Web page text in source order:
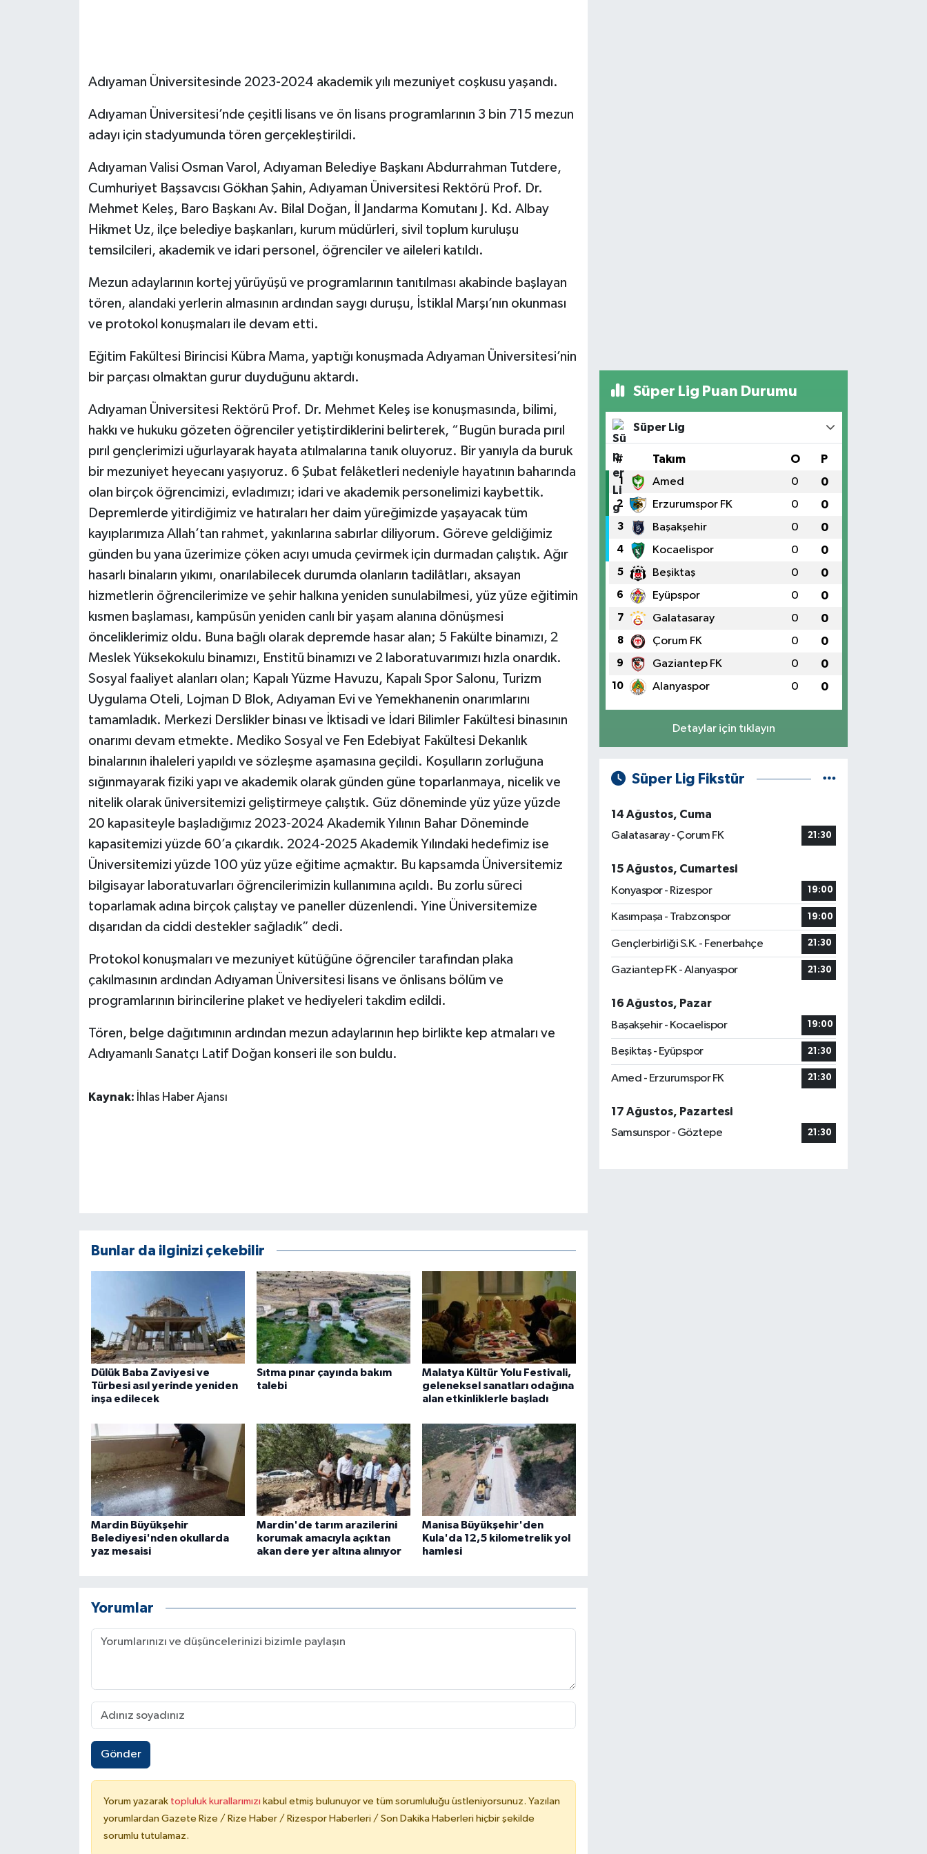
Adıyaman Üniversitesinde 2023-2024 akademik yılı mezuniyet coşkusu yaşandı.
Adıyaman Üniversitesi’nde çeşitli lisans ve ön lisans programlarının 3 bin 715 mezun
adayı için stadyumunda tören gerçekleştirildi.
Adıyaman Valisi Osman Varol, Adıyaman Belediye Başkanı Abdurrahman Tutdere,
Cumhuriyet Başsavcısı Gökhan Şahin, Adıyaman Üniversitesi Rektörü Prof. Dr.
Mehmet Keleş, Baro Başkanı Av. Bilal Doğan, İl Jandarma Komutanı J. Kd. Albay
Hikmet Uz, ilçe belediye başkanları, kurum müdürleri, sivil toplum kuruluşu
temsilcileri, akademik ve idari personel, öğrenciler ve aileleri katıldı.
Mezun adaylarının kortej yürüyüşü ve programlarının tanıtılması akabinde başlayan
tören, alandaki yerlerin almasının ardından saygı duruşu, İstiklal Marşı’nın okunması
ve protokol konuşmaları ile devam etti.
Eğitim Fakültesi Birincisi Kübra Mama, yaptığı konuşmada Adıyaman Üniversitesi’nin
bir parçası olmaktan gurur duyduğunu aktardı.
Adıyaman Üniversitesi Rektörü Prof. Dr. Mehmet Keleş ise konuşmasında, bilimi,
hakkı ve hukuku gözeten öğrenciler yetiştirdiklerini belirterek, “Bugün burada pırıl
pırıl gençlerimizi uğurlayarak hayata atılmalarına tanık oluyoruz. Bir yanıyla da buruk
bir mezuniyet heyecanı yaşıyoruz. 6 Şubat felâketleri nedeniyle hayatının baharında
olan birçok öğrencimizi, evladımızı; idari ve akademik personelimizi kaybettik.
Depremlerde yitirdiğimiz ve hatıraları her daim yüreğimizde yaşayacak tüm
kayıplarımıza Allah’tan rahmet, yakınlarına sabırlar diliyorum. Göreve geldiğimiz
günden bu yana üzerimize çöken acıyı umuda çevirmek için durmadan çalıştık. Ağır
hasarlı binaların yıkımı, onarılabilecek durumda olanların tadilâtları, aksayan
hizmetlerin öğrencilerimize ve şehir halkına yeniden sunulabilmesi, yüz yüze eğitimin
kısmen başlaması, kampüsün yeniden canlı bir yaşam alanına dönüşmesi
önceliklerimiz oldu. Buna bağlı olarak depremde hasar alan; 5 Fakülte binamızı, 2
Meslek Yüksekokulu binamızı, Enstitü binamızı ve 2 laboratuvarımızı hızla onardık.
Sosyal faaliyet alanları olan; Kapalı Yüzme Havuzu, Kapalı Spor Salonu, Turizm
Uygulama Oteli, Lojman D Blok, Adıyaman Evi ve Yemekhanenin onarımlarını
tamamladık. Merkezi Derslikler binası ve İktisadi ve İdari Bilimler Fakültesi binasının
onarımı devam etmekte. Mediko Sosyal ve Fen Edebiyat Fakültesi Dekanlık
binalarının ihaleleri yapıldı ve sözleşme aşamasına geçildi. Koşulların zorluğuna
sığınmayarak fiziki yapı ve akademik olarak günden güne toparlanmaya, nicelik ve
nitelik olarak üniversitemizi geliştirmeye çalıştık. Güz döneminde yüz yüze yüzde
20 kapasiteyle başladığımız 2023-2024 Akademik Yılının Bahar Döneminde
kapasitemizi yüzde 60’a çıkardık. 2024-2025 Akademik Yılındaki hedefimiz ise
Üniversitemizi yüzde 100 yüz yüze eğitime açmaktır. Bu kapsamda Üniversitemiz
bilgisayar laboratuvarları öğrencilerimizin kullanımına açıldı. Bu zorlu süreci
toparlamak adına birçok çalıştay ve paneller düzenlendi. Yine Üniversitemize
dışarıdan da ciddi destekler sağladık” dedi.
Protokol konuşmaları ve mezuniyet kütüğüne öğrenciler tarafından plaka
çakılmasının ardından Adıyaman Üniversitesi lisans ve önlisans bölüm ve
programlarının birincilerine plaket ve hediyeleri takdim edildi.
Tören, belge dağıtımının ardından mezun adaylarının hep birlikte kep atmaları ve
Adıyamanlı Sanatçı Latif Doğan konseri ile son buldu.
Kaynak: İhlas Haber Ajansı
Bunlar da ilginizi çekebilir
Dülük Baba Zaviyesi ve
Türbesi asıl yerinde yeniden
inşa edilecek
Sıtma pınar çayında bakım
talebi
Malatya Kültür Yolu Festivali,
geleneksel sanatları odağına
alan etkinliklerle başladı
Mardin Büyükşehir
Belediyesi'nden okullarda
yaz mesaisi
Mardin'de tarım arazilerini
korumak amacıyla açıktan
akan dere yer altına alınıyor
Manisa Büyükşehir'den
Kula'da 12,5 kilometrelik yol
hamlesi
Yorumlar
Gönder
Yorum yazarak topluluk kurallarımızı kabul etmiş bulunuyor ve tüm sorumluluğu üstleniyorsunuz. Yazılan
yorumlardan Gazete Rize / Rize Haber / Rizespor Haberleri / Son Dakika Haberleri hiçbir şekilde
sorumlu tutulamaz.
Süper Lig Puan Durumu
Süper Lig
# Takım O P
1 Amed 0 0
2 Erzurumspor FK 0 0
3 Başakşehir 0 0
4 Kocaelispor 0 0
5 Beşiktaş 0 0
6 Eyüpspor 0 0
7 Galatasaray 0 0
8 Çorum FK 0 0
9 Gaziantep FK 0 0
10 Alanyaspor 0 0
Detaylar için tıklayın
Süper Lig Fikstür
14 Ağustos, Cuma
Galatasaray - Çorum FK
21:30
15 Ağustos, Cumartesi
Konyaspor - Rizespor
19:00
Kasımpaşa - Trabzonspor 19:00
Gençlerbirliği S.K. - Fenerbahçe 21:30
Gaziantep FK - Alanyaspor 21:30
16 Ağustos, Pazar
Başakşehir - Kocaelispor
19:00
Beşiktaş - Eyüpspor 21:30
Amed - Erzurumspor FK 21:30
17 Ağustos, Pazartesi
Samsunspor - Göztepe
21:30
HABERDE İNSAN
İş Dünyası
Jandarma
KÜLTÜR SANAT
MAGAZİN
Otomobil
TEKNOLOJİ
ÜLKE GÜNDEMİ
Yerel Haberler